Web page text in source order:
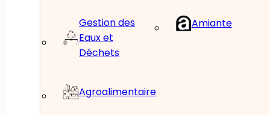
Gestion des
Eaux et
Déchets
Amiante
Agroalimentaire